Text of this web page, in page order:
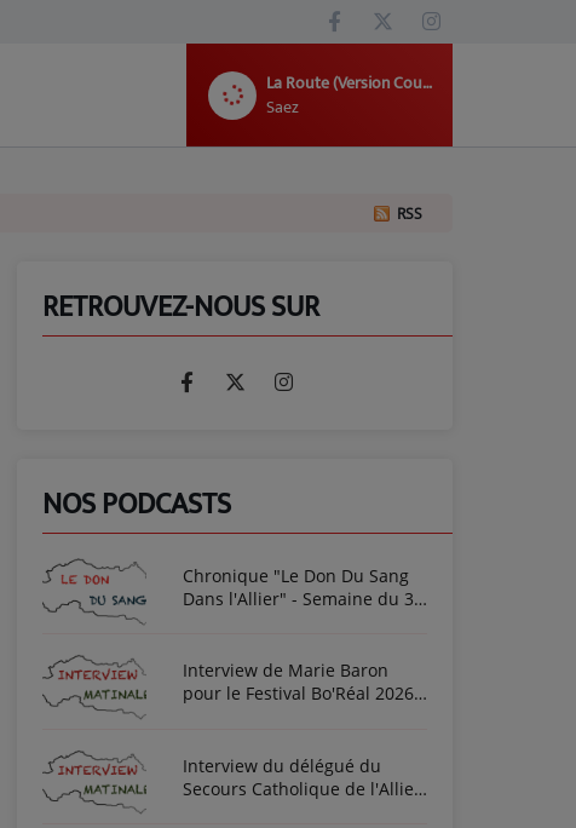
La Route (Version Courte) (Avec Ana Moreau)
Saez
RSS
RETROUVEZ-NOUS SUR
NOS PODCASTS
Chronique "Le Don Du Sang
Dans l'Allier" - Semaine du 3
Interview de Marie Baron
pour le Festival Bo'Réal 2026
Interview du délégué du
Secours Catholique de l'Allier